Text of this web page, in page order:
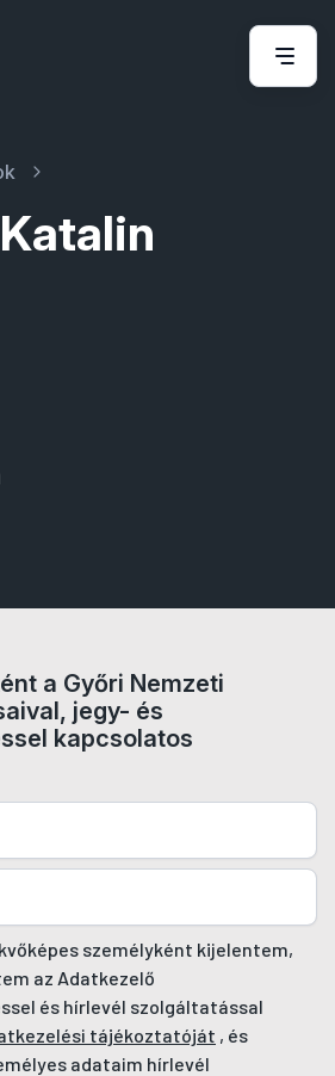
a Győri Nemzeti
jegy- és
kapcsolatos
személyként kijelentem,
az Adatkezelő
és hírlevél szolgáltatással
tájékoztatóját , és
adataim hírlevél